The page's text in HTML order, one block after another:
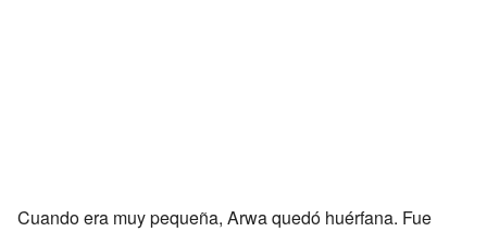
Cuando era muy pequeña, Arwa quedó huérfana. Fue